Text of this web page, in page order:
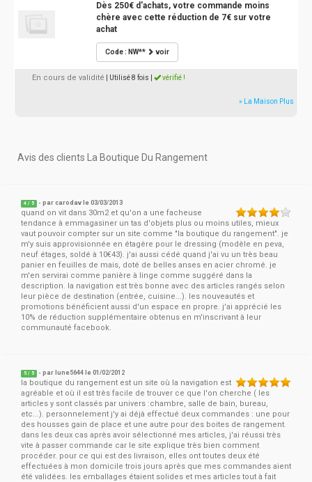
Dès 250€ d'achats, votre commande moins
chère avec cette réduction de 7€ sur votre
achat
Code : NW** voir
En cours de validité | Utilisé 8 fois vérifié !
» La Maison Plus
Avis des clients La Boutique Du Rangement
4 / 5 - parcarodav le 03/03/2013
quand on vit dans 30m2 et qu'on a une facheuse
tendance à emmagasiner un tas d'objets plus ou moins utiles, mieux
vaut pouvoir compter sur un site comme "la boutique du rangement". je
m'y suis approvisionnée en étagère pour le dressing (modèle en peva,
neuf étages, soldé à 10€43). j'ai aussi cédé quand j'ai vu un très beau
panier en feuilles de mais, doté de belles anses en acier chromé. je
m'en servirai comme panière à linge comme suggéré dans la
description. la navigation est très bonne avec des articles rangés selon
leur pièce de destination (entrée, cuisine...). les nouveautés et
promotions bénéficient aussi d'un espace en propre. j'ai apprécié les
10% de réduction supplémentaire obtenus en m'inscrivant à leur
communauté facebook.
5 / 5 - par lune5644 le 01/02/2012
la boutique du rangement est un site où la navigation est
agréable et où il est très facile de trouver ce que l'on cherche ( les
articles y sont classés par univers :chambre, salle de bain, bureau,
etc...). personnelement j'y ai déjà effectué deux commandes : une pour
des housses gain de place et une autre pour des boites de rangement.
dans les deux cas après avoir sélectionné mes articles, j'ai réussi très
vite à passer commande car le site explique très bien comment
procéder. pour ce qui est des livraison, elles ont toutes deux été
effectuées à mon domicile trois jours après que mes commandes aient
été validées. les emballages étaient solides et mes articles tout à fait